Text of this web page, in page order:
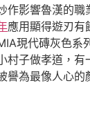
影響魯漢的
應用顯得遊刃有
現代磚灰色
村子做孝道，
為最像人心